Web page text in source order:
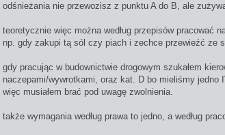
odśnieżania nie przewozisz z punktu A do B, ale
teoretycznie więc można według przepisów pracować
np. gdy zakupi tą sól czy piach i zechce przewieźć ze
gdy pracując w budownictwie drogowym szukałem
naczepami/wywrotkami, oraz kat. D bo mieliśmy jedno
więc musiałem brać pod uwagę zwolnienia.
także wymagania według prawa to jedno, a według